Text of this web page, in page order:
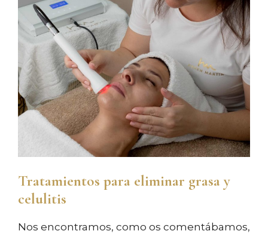
Tratamientos para eliminar grasa y
celulitis
Nos encontramos, como os comentábamos,